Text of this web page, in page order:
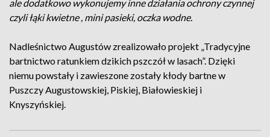
ale dodatkowo wykonujemy inne działania ochrony czynnej
czyli łąki kwietne , mini pasieki, oczka wodne.
Nadleśnictwo Augustów zrealizowało projekt „Tradycyjne
bartnictwo ratunkiem dzikich pszczół w lasach”. Dzięki
niemu powstały i zawieszone zostały kłody bartne w
Puszczy Augustowskiej, Piskiej, Białowieskiej i
Knyszyńskiej.